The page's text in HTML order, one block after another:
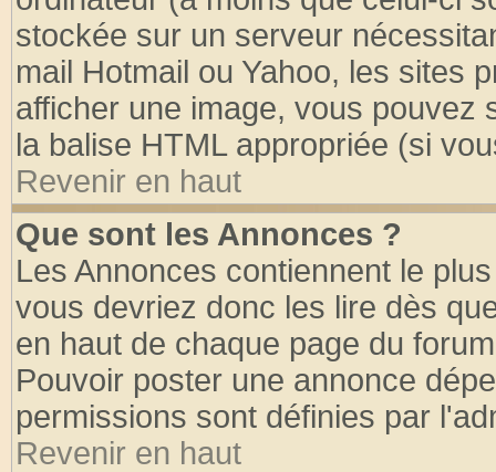
stockée sur un serveur
mail Hotmail ou Yahoo, les sites
afficher une image, vous pouvez
la balise HTML appropriée (si
Revenir en haut
Que sont les Annonces ?
Les Annonces contiennent le
vous devriez donc les lire dès
en haut de chaque page du
Pouvoir poster une annonce
permissions sont définies par
Revenir en haut